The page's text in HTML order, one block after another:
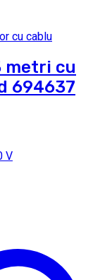
cu cablu
metri cu
694637
V